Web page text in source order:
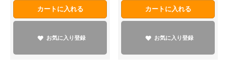
カートに入れる
お気に入り登録
カートに入れる
お気に入り登録